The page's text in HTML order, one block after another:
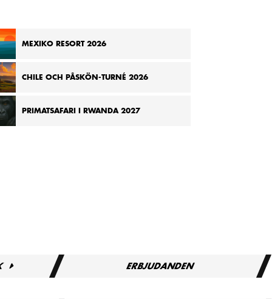
MEXIKO RESORT 2026
CHILE OCH PÅSKÖN-TURNÉ 2026
PRIMATSAFARI I RWANDA 2027
ERBJUDANDEN